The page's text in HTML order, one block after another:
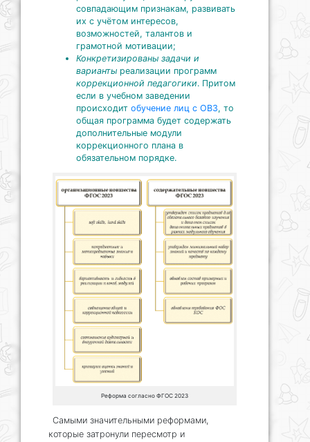
совпадающим признакам, развивать
их с учётом интересов,
возможностей, талантов и
грамотной мотивации;
Конкретизированы задачи и
варианты реализации программ
коррекционной педагогики. Притом
если в учебном заведении
происходит обучение лиц с ОВЗ, то
общая программа будет содержать
дополнительные модули
коррекционного плана в
обязательном порядке.
Реформа согласно ФГОС 2023
Самыми значительными реформами,
которые затронули пересмотр и